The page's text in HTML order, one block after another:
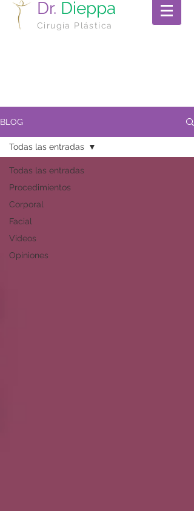
Dr. Dieppa
Cirugía Plástica
BLOG
Todas las entradas
Procedimientos
Corporal
Facial
Videos
Opiniones
Todas las entradas